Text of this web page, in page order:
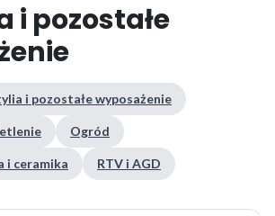
i pozostałe
i pozostałe wyposażenie
Ogród
i ceramika RTV i AGD